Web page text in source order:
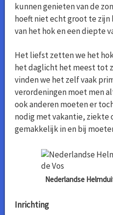
kunnen genieten van de
hoeft niet echt groot te
van het hok en een diepte
Het liefst zetten we het
het daglicht het meest tot
vinden we het zelf vaak
verordeningen moet men
ook anderen moeten er
nodig met vakantie, ziekte
gemakkelijk in en bij
Nederlandse
Inrichting